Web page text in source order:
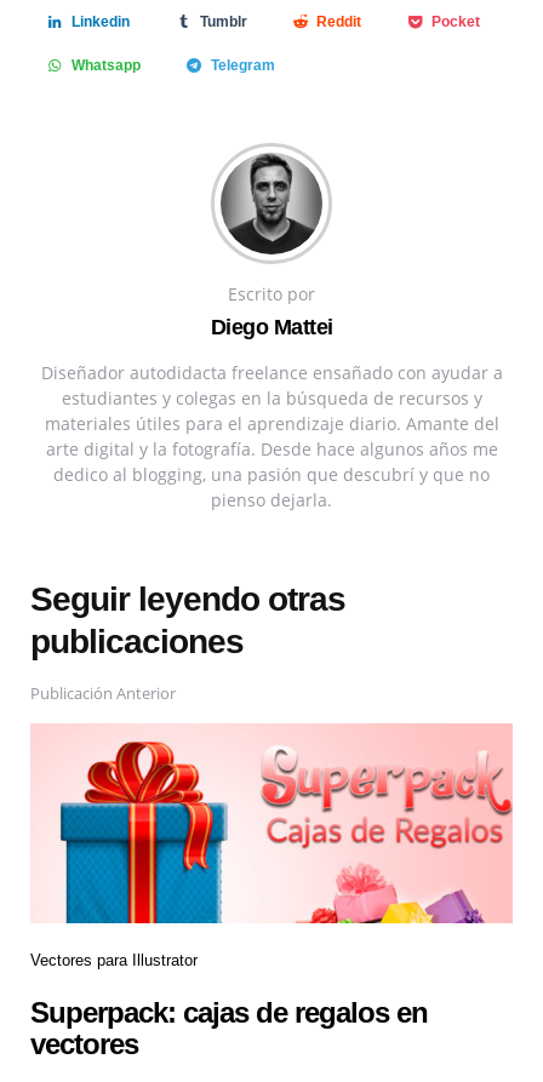
Linkedin Tumblr Reddit Pocket
Whatsapp Telegram
Escrito por
Diego Mattei
Diseñador autodidacta freelance ensañado con ayudar a
estudiantes y colegas en la búsqueda de recursos y
materiales útiles para el aprendizaje diario. Amante del
arte digital y la fotografía. Desde hace algunos años me
dedico al blogging, una pasión que descubrí y que no
pienso dejarla.
Seguir leyendo otras
publicaciones
Publicación Anterior
Vectores para Illustrator
Superpack: cajas de regalos en
vectores